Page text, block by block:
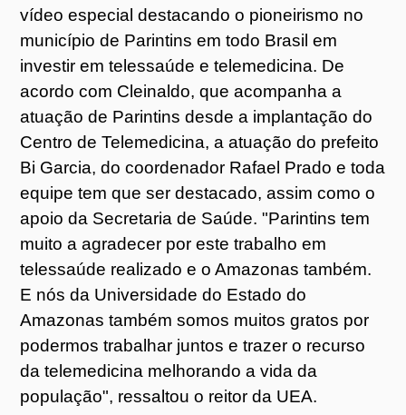
vídeo especial destacando o pioneirismo no
município de Parintins em todo Brasil em
investir em telessaúde e telemedicina. De
acordo com Cleinaldo, que acompanha a
atuação de Parintins desde a implantação do
Centro de Telemedicina, a atuação do prefeito
Bi Garcia, do coordenador Rafael Prado e toda
equipe tem que ser destacado, assim como o
apoio da Secretaria de Saúde. "Parintins tem
muito a agradecer por este trabalho em
telessaúde realizado e o Amazonas também.
E nós da Universidade do Estado do
Amazonas também somos muitos gratos por
podermos trabalhar juntos e trazer o recurso
da telemedicina melhorando a vida da
população", ressaltou o reitor da UEA.